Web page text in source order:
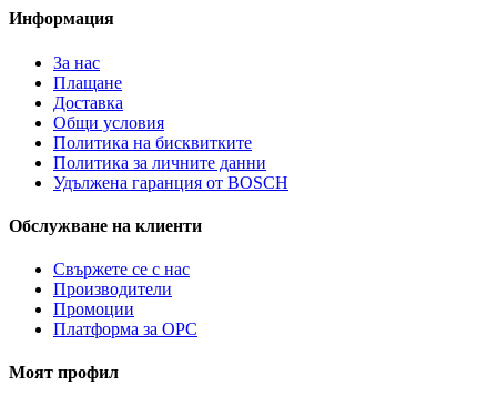
Информация
За нас
Плащане
Доставка
Общи условия
Политика на бисквитките
Политика за личните данни
Удължена гаранция от BOSCH
Обслужване на клиенти
Свържете се с нас
Производители
Промоции
Платформа за ОРС
Моят профил